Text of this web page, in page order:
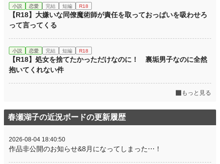
小説 恋愛 完結 短編 R18
【R18】大嫌いな同僚魔術師が責任を取っておっぱいを吸わせろ
って言ってくる
小説 恋愛 完結 短編 R18
【R18】処女を捨てたかっただけなのに！ 裏垢男子なのに全然
抱いてくれない件
もっと見る
春瀬湖子の近況ボードの更新履歴
2026-08-04 18:40:50
作品非公開のお知らせ&8月になってしまった⋯！